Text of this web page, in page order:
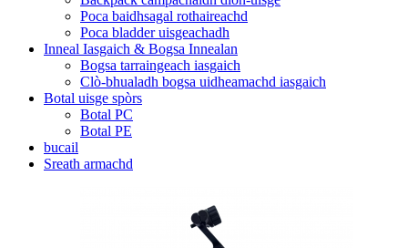
Poca baidhsagal rothaireachd
Poca bladder uisgeachadh
Inneal Iasgaich & Bogsa Innealan
Bogsa tarraingeach iasgaich
Clò-bhualadh bogsa uidheamachd iasgaich
Botal uisge spòrs
Botal PC
Botal PE
bucail
Sreath armachd